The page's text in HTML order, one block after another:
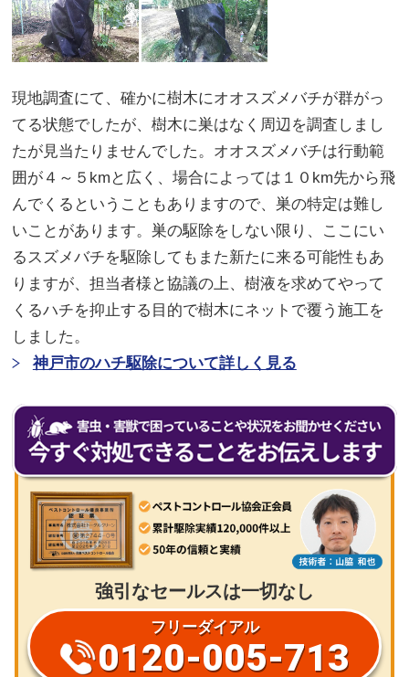
現地調査にて、確かに樹木にオオスズメバチが群がっ
てる状態でしたが、樹木に巣はなく周辺を調査しまし
たが見当たりませんでした。オオスズメバチは行動範
囲が４～５kmと広く、場合によっては１０km先から飛
んでくるということもありますので、巣の特定は難し
いことがあります。巣の駆除をしない限り、ここにい
るスズメバチを駆除してもまた新たに来る可能性もあ
りますが、担当者様と協議の上、樹液を求めてやって
くるハチを抑止する目的で樹木にネットで覆う施工を
しました。
神戸市のハチ駆除について詳しく見る
強引なセールスは一切なし
フリーダイアル
0120-005-713